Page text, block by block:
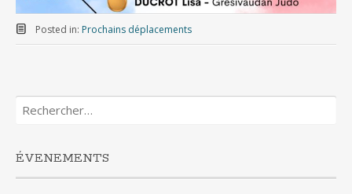
Posted in: Prochains déplacements
Rechercher :
ÉVENEMENTS